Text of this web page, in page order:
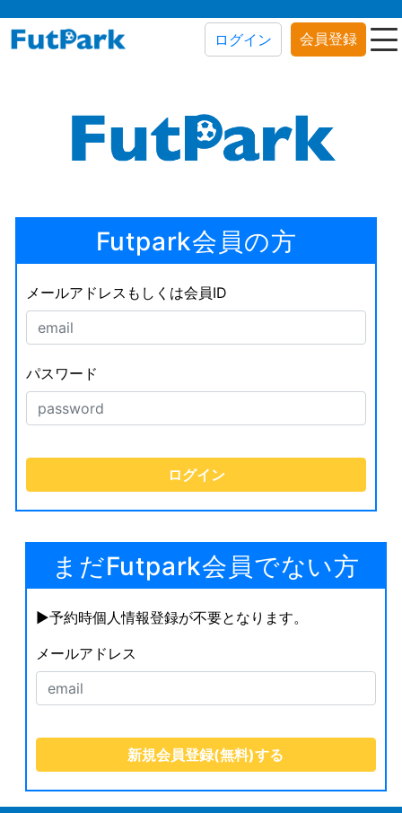
ログイン 会員登録
Futpark会員の方
メールアドレスもしくは会員ID
パスワード
まだFutpark会員でない方
▶︎予約時個人情報登録が不要となります。
メールアドレス